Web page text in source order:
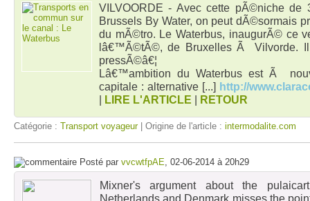
VILVOORDE - Avec cette pÃ©niche de
Brussels By Water, on peut dÃ©sormais
du mÃ©tro. Le Waterbus, inaugurÃ© ce
lâ€™Ã©tÃ©, de Bruxelles Ã Vilvorde. Il
pressÃ©â€¦
Lâ€™ambition du Waterbus est Ã
capitale : alternative[...] http://
| LIRE L'ARTICLE | RETOUR
Catégorie : Transport voyageur| Origine de l'article : intermodalite.com
Posté par vvcwtfpAE, 02-06-2014 à 20h29
Mixner's argument about the
Netherlands and Denmark misses the